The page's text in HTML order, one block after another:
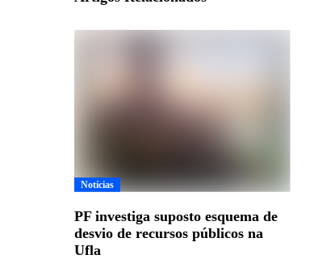
Notícias
PF investiga suposto esquema de
desvio de recursos públicos na
Ufla